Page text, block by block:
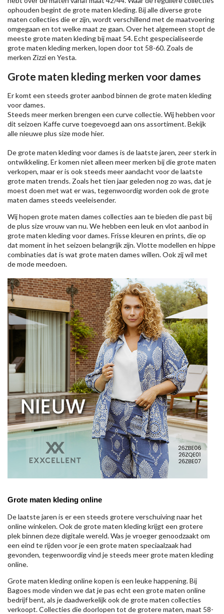
ophouden begint de grote maten kleding. Bij alle diverse grote
maten collecties die er zijn, wordt verschillend met de maatvoering
omgegaan en tot welke maat ze gaan. Over het algemeen stopt de
meeste grote maten kleding bij maat 54. Echt gespecialiseerde
grote maten kleding merken, lopen door tot 58-60. Zoals de
merken Zizzien Yesta.
Grote maten kleding merken voor dames
Er komt een steeds groter aanbod binnen de grote maten kleding
voor dames.
Steeds meer merken brengen een curve collectie. Wij hebben voor
dit seizoen Kaffecurve toegevoegd aan ons assortiment. Bekijk
alle nieuweplus size modehier.
De grote maten kleding voor dames is de laatste jaren, zeer sterk in
ontwikkeling. Er komen niet alleen meer merken bij die grote maten
verkopen, maar er is ook steeds meer aandacht voor de laatste
grote maten trends. Zoals het tien jaar geleden nog zo was, dat je
moest doen met wat er was, tegenwoordig worden ook de grote
maten dames steeds veeleisender.
Wij hopen grote maten dames collecties aan te bieden die past bij
de plus size vrouw van nu. We hebben een leuk en vlot aanbod in
grote maten kleding voor dames. Frisse kleuren en prints, die op
dat moment in het seizoen belangrijk zijn. Vlotte modellen en hippe
combinaties dat is wat grote maten dames willen. Ook zij wil met
de mode meedoen.
Grote maten kleding online
De laatste jaren is er een steeds grotere verschuiving naar het
online winkelen. Ook de grote maten kleding krijgt een grotere
plek binnen deze digitale wereld. Was je vroeger genoodzaakt om
een eind te rijden voor je een grote maten speciaalzaak had
gevonden, tegenwoordig vind je steeds meer grote maten kleding
online.
Grote maten kleding online kopen is een leuke happening. Bij
Bagoes mode vinden we dat je pas echt een grote maten online
bedrijf bent, als je daadwerkelijk ook de grote maten collecties
verkoopt. Collecties die doorlopen tot de grotere maten, maat 58-